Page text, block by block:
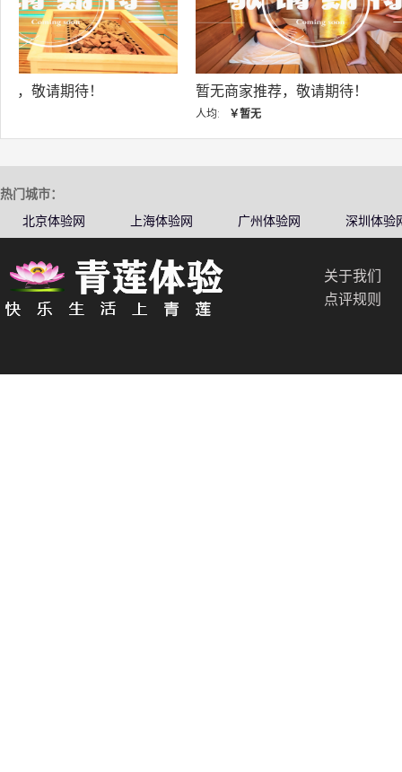
暂无商家推荐，敬请期待！ 暂无商家推荐，
热门城市：
北京体验网
上海体验网 广州体验网 深圳体验
关于我们
点评规则